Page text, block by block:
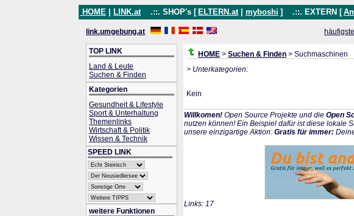
HOME LINK.at .::. SHOP's [ ELTERN.at myboshi ] .::. EXTERN [
link.umgebung.at
TOP LINK
Land & Leute
Suchen & Finden
Kategorien
Gesundheit & Lifestyle
Sport & Unterhaltung
Themenlinks
Wirtschaft & Politik
Wissen & Technik
SPEED LINK
weitere Funktionen
HOME > Suchen & Finden > Suchmaschinen
> Unterkategorien:
Kein
Willkomen! Open Source Projekte und die Open
nutzen können! Ein Beispiel dafür ist diese lokale
unsere einzigartige Aktion: Gratis für immer:
Links: 17